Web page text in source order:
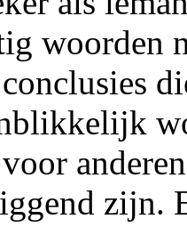
woorden
zijn.